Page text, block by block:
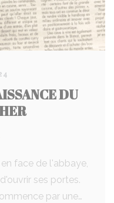
DU
face de l'abbaye,
ses portes.
par une